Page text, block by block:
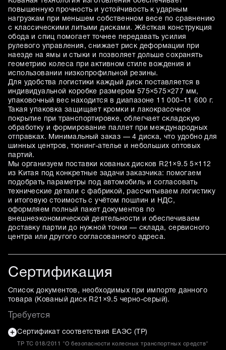
повышенную прочность и устойчивость к ударным
нагрузкам при меньшем собственном весе по сравнению
с классическими литыми дисками. Жёсткая конструкция
обода и спиц помогает точнее передавать усилия
рулевого управления, снижает риск деформации при
наезде на ямы и стыки и позволяет дольше сохранять
геометрию колеса при активном стиле вождения и
использовании низкопрофильной резины.
Для удобства логистики каждый диск поставляется в
индивидуальной коробке размером 575×575×277 мм,
упаковочный вес находится в диапазоне 11 000–11 600 г.
Такая упаковка защищает кромки и лакокрасочное
покрытие при транспортировке, облегчает складскую
обработку и формирование паллет при международных
отправках. Минимальный заказ — 4 диска, что удобно для
шинных центров, тюнинг-ателье и небольших оптовых
партий.
Мы организуем поставки кованых дисков R21×9.5 5×112
из Китая под конкретные задачи заказчика: помогаем
подобрать параметры под автомобиль и согласовать
технические детали с фабрикой, рассчитываем логистику
и итоговую стоимость с учётом пошлин и НДС,
оформляем полный пакет документов по
внешнеэкономической деятельности и обеспечиваем
доставку партии до нужной точки — склада, сервисного
центра или другого согласованного адреса.
Сертификация
Список документов, необходимых при импорте данного
товара ( Кованый диск R21×9.5 черно-серый ).
Требуется
Сертификат соответствия ЕАЭС (ТР)
ТР ТС 018/2011 "О безопасности колесных транспортных средств"